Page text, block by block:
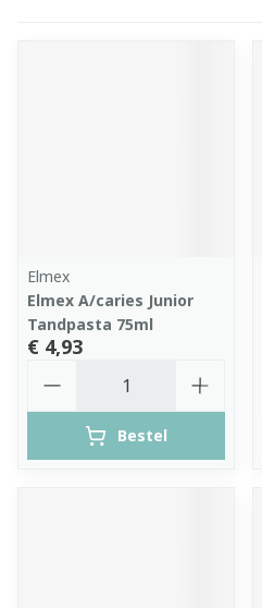
Elmex
Elmex A/caries Junior
Tandpasta 75ml
€ 4,93
Bestel